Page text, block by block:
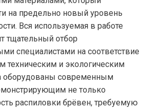
на предельно новый уровень
Вся используемая в работе
тщательный отбор
специалистами на соответствие
и экологическим
оборудованы современным
не только
распиловки брёвен, требуемую